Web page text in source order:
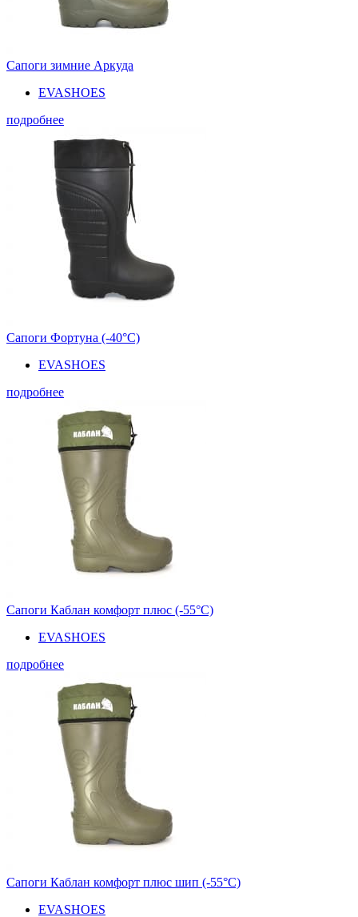
Сапоги зимние Аркуда
EVASHOES
подробнее
Сапоги Фортуна (-40°С)
EVASHOES
подробнее
Сапоги Каблан комфорт плюс (-55°С)
EVASHOES
подробнее
Сапоги Каблан комфорт плюс шип (-55°С)
EVASHOES